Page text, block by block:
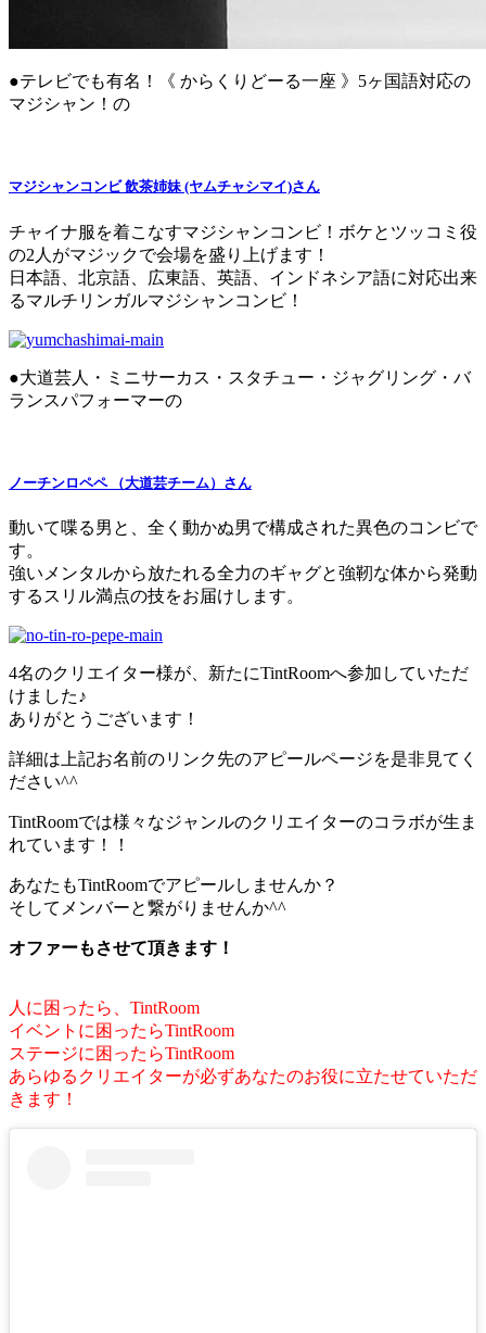
●テレビでも有名！《 からくりどーる一座 》5ヶ国語対応の
マジシャン！の
マジシャンコンビ 飲茶姉妹 (ヤムチャシマイ)さん
チャイナ服を着こなすマジシャンコンビ！ボケとツッコミ役
の2人がマジックで会場を盛り上げます！
日本語、北京語、広東語、英語、インドネシア語に対応出来
るマルチリンガルマジシャンコンビ！
●大道芸人・ミニサーカス・スタチュー・ジャグリング・バ
ランスパフォーマーの
ノーチンロペペ （大道芸チーム）さん
動いて喋る男と、全く動かぬ男で構成された異色のコンビで
す。
強いメンタルから放たれる全力のギャグと強靭な体から発動
するスリル満点の技をお届けします。
4名のクリエイター様が、新たにTintRoomへ参加していただ
けました♪
ありがとうございます！
詳細は上記お名前のリンク先のアピールページを是非見てく
ださい^^
TintRoomでは様々なジャンルのクリエイターのコラボが生ま
れています！！
あなたもTintRoomでアピールしませんか？
そしてメンバーと繋がりませんか^^
オファーもさせて頂きます！
人に困ったら、TintRoom
イベントに困ったらTintRoom
ステージに困ったらTintRoom
あらゆるクリエイターが必ずあなたのお役に立たせていただ
きます！